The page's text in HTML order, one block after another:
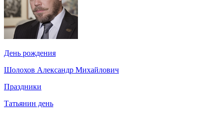
День рождения
Шолохов Александр Михайлович
Праздники
Татьянин день